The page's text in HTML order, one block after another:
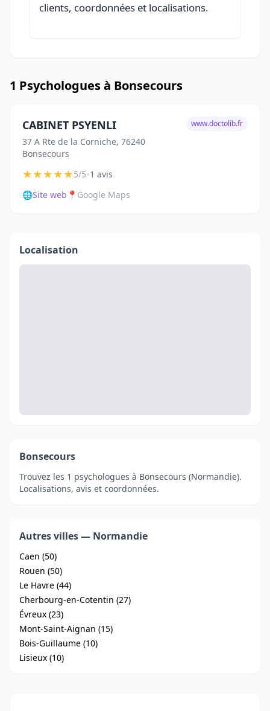
clients, coordonnées et localisations.
1 Psychologues à Bonsecours
CABINET PSYENLI
37 A Rte de la Corniche, 76240
Bonsecours
www.doctolib.fr
★★★★★5/5•1 avis
🌐Site web 📍 Google Maps
Localisation
Bonsecours
Trouvez les 1 psychologues à Bonsecours (Normandie).
Localisations, avis et coordonnées.
Autres villes — Normandie
Caen (50)
Rouen (50)
Le Havre (44)
Cherbourg-en-Cotentin (27)
Évreux (23)
Mont-Saint-Aignan (15)
Bois-Guillaume (10)
Lisieux (10)